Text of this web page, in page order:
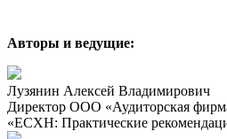
Авторы и ведущие:
Лузянин Алексей Владимирович
Директор ООО «Аудиторская
«ЕСХН: Практические